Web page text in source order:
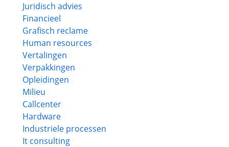
Juridisch advies
Financieel
Grafisch reclame
Human resources
Vertalingen
Verpakkingen
Opleidingen
Milieu
Callcenter
Hardware
Industriele processen
It consulting